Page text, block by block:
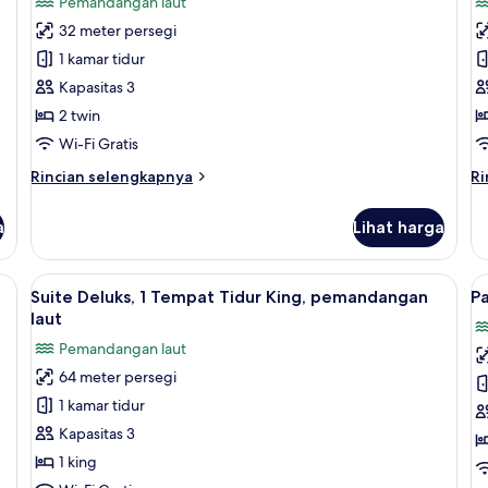
Deluxe
Sea
View
Twin
Room
32 meter persegi
1 kamar tidur
Kapasitas 3
2 twin
Wi-Fi Gratis
Rincian selengkapnya
Rincian
Deluxe
Sea
View
Twin
Lihat harga
antialergi, brankas, meja kerja, dan ruang kerja ramah laptop
Lihat
semua
untuk
Suite
Deluks,
1
Tempat
Suite Deluks, 1 Tempat Tidur King,
7
Suite Deluks, 1 Tempat Tidur King, pemandangan
laut
Pemandangan laut
64 meter persegi
1 kamar tidur
Kapasitas 3
1 king